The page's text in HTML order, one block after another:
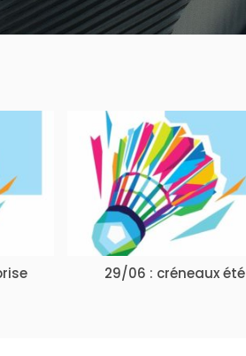
29/06 : créneaux été